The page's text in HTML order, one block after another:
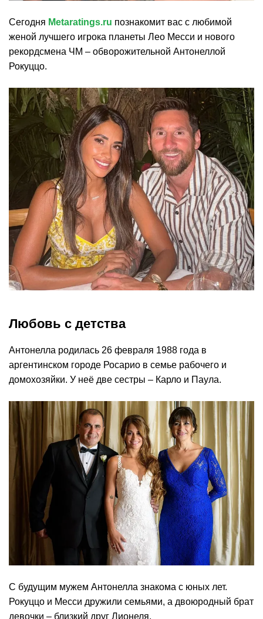
Сегодня Metaratings.ru познакомит вас с любимой
женой лучшего игрока планеты Лео Месси и нового
рекордсмена ЧМ – обворожительной Антонеллой
Рокуццо.
Любовь с детства
Антонелла родилась 26 февраля 1988 года в
аргентинском городе Росарио в семье рабочего и
домохозяйки. У неё две сестры – Карло и Паула.
С будущим мужем Антонелла знакома с юных лет.
Рокуццо и Месси дружили семьями, а двоюродный брат
девочки – близкий друг Лионеля.